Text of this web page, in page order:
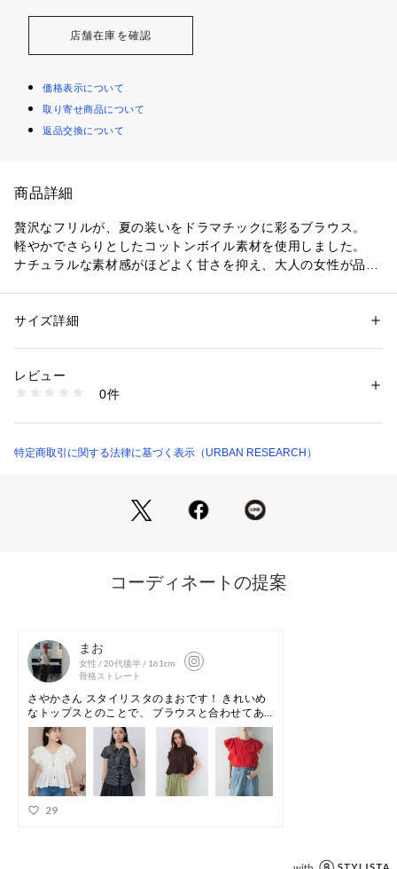
店舗在庫を確認
価格表示について
取り寄せ商品について
返品交換について
商品詳細
贅沢なフリルが、夏の装いをドラマチックに彩るブラウス。
軽やかでさらりとしたコットンボイル素材を使用しました。
ナチュラルな素材感がほどよく甘さを抑え、大人の女性が品よ
らの季節も涼やかに過ごせます。
することで、薄手ながら透け感を気にせず一枚で安心して着用
もバランス良くまとまり、着るだけで洗練された着映えが完成
さを抑えたコーディネートもおすすめです。
・二の腕を美しくカバーし、一枚でスタイリングがサマになる
ョート丈
【2026 Spring/Summer】【26SS】
※商品画像は、光の当たり具合やパソコンなどの閲覧環境によ
り、実際の色味と異なって見える場合がございます。予めご了
承ください。
※商品の色味の目安は、商品単体の画像をご参照ください。
▼お気に入り登録のおすすめ▼
性別：レディース
素材：綿100%
洗濯：-
※詳しい洗濯方法については、商品の品質表示タグをご覧ください
UR26230-2031010 （ショップ）
サイズ詳細
レビュー
0件
特定商取引に関する法律に基づく表示（URBAN RESEARCH）